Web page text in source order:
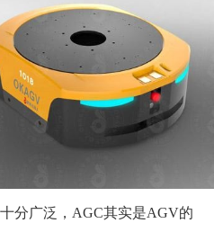
分广泛，AGC其实是AGV的